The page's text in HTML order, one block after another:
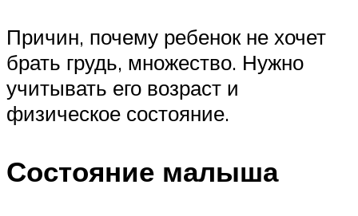
Причин, почему ребенок не хочет
брать грудь, множество. Нужно
учитывать его возраст и
физическое состояние.
Состояние малыша